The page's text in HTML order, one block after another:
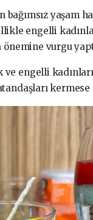
bağımsız yaşam
engelli
önemine vurgu
ve engelli